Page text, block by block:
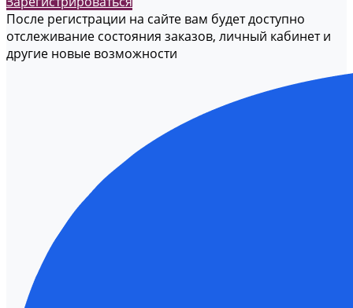
После регистрации на сайте вам будет доступно
отслеживание состояния заказов, личный кабинет и
другие новые возможности